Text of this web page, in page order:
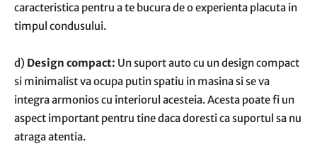
caracteristica pentru a te bucura de o experienta placuta in
timpul condusului.
d) Design compact: Un suport auto cu un design compact
si minimalist va ocupa putin spatiu in masina si se va
integra armonios cu interiorul acesteia. Acesta poate fi un
aspect important pentru tine daca doresti ca suportul sa nu
atraga atentia.